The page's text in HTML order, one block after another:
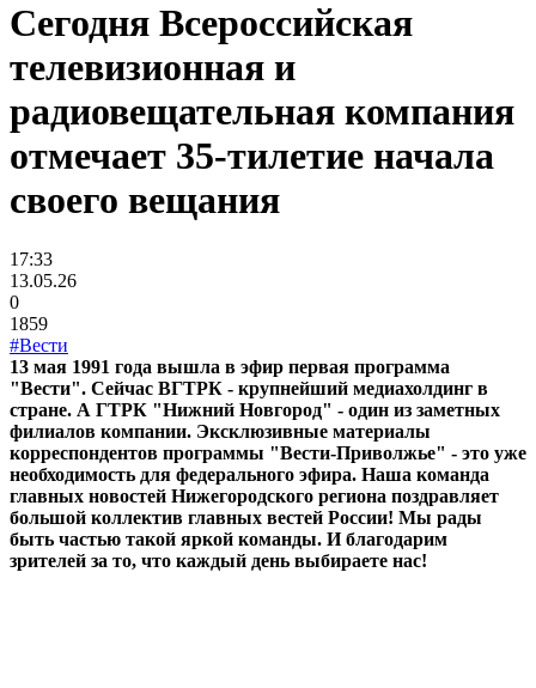
Сегодня Всероссийская
телевизионная и
радиовещательная компания
отмечает 35-тилетие начала
своего вещания
17:33
13.05.26
0
1859
#Вести
13 мая 1991 года вышла в эфир первая программа
"Вести". Сейчас ВГТРК - крупнейший медиахолдинг в
стране. А ГТРК "Нижний Новгород" - один из заметных
филиалов компании. Эксклюзивные материалы
корреспондентов программы "Вести-Приволжье" - это уже
необходимость для федерального эфира. Наша команда
главных новостей Нижегородского региона поздравляет
большой коллектив главных вестей России! Мы рады
быть частью такой яркой команды. И благодарим
зрителей за то, что каждый день выбираете нас!